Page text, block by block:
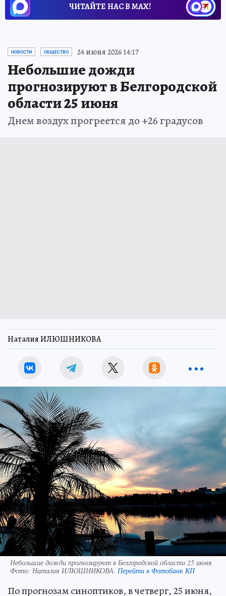
ЧИТАЙТЕ НАС В МАХ!
НОВОСТИ ОБЩЕСТВО 24 июня 2026 14:17
Небольшие дожди
прогнозируют в Белгородской
области 25 июня
Днем воздух прогреется до +26 градусов
Наталия ИЛЮШНИКОВА
Небольшие дожди прогнозируют в Белгородской области 25 июня
Фото: Наталия ИЛЮШНИКОВА. Перейти в Фотобанк КП
По прогнозам синоптиков, в четверг, 25 июня,